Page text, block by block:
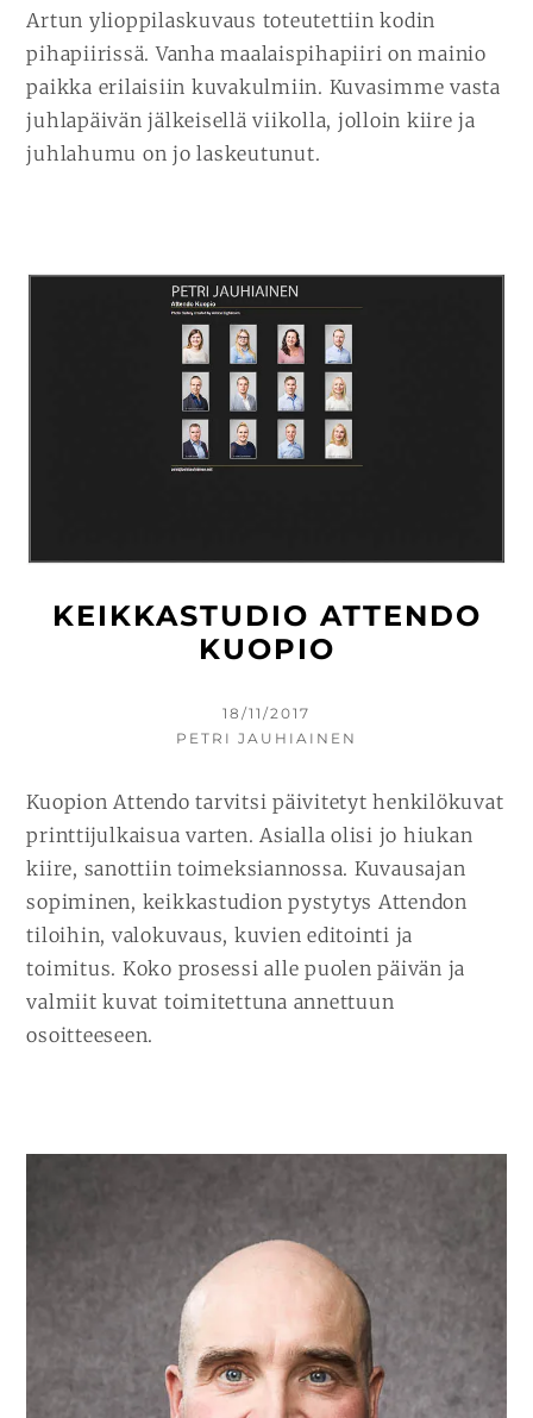
Artun ylioppilaskuvaus toteutettiin kodin
pihapiirissä. Vanha maalaispihapiiri on mainio
paikka erilaisiin kuvakulmiin. Kuvasimme vasta
juhlapäivän jälkeisellä viikolla, jolloin kiire ja
juhlahumu on jo laskeutunut.
KEIKKASTUDIO ATTENDO
KUOPIO
KIRJOITETTU
18/11/2017
KIRJOITTAJA
PETRI JAUHIAINEN
Kuopion Attendo tarvitsi päivitetyt henkilökuvat
printtijulkaisua varten. Asialla olisi jo hiukan
kiire, sanottiin toimeksiannossa. Kuvausajan
sopiminen, keikkastudion pystytys Attendon
tiloihin, valokuvaus, kuvien editointi ja
toimitus. Koko prosessi alle puolen päivän ja
valmiit kuvat toimitettuna annettuun
osoitteeseen.